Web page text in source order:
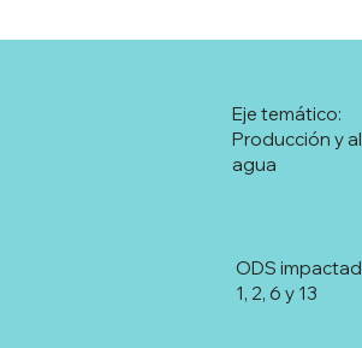
Producción y
agua
Eje temático:
1, 2, 6 y 13
ODS